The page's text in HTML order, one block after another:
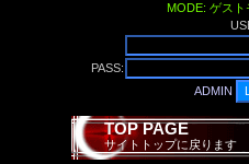
MODE: ゲスト
PASS:
ADMIN
TOP PAGE
サイトトップに戻ります